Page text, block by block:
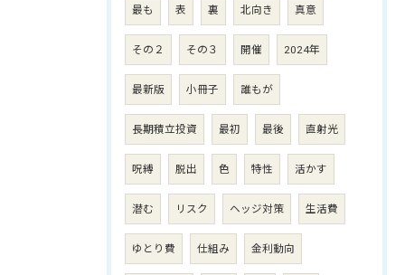
最も 表 裏 北向き 真意
その２ その３ 開催 2024年
最新版 小冊子 誰もが
長期積立投資 最初 最後 直射光
呪縛 脱出 色 特性 活かす
潜む リスク ヘッジ対策 生活費
ゆとり費 仕組み 金利動向